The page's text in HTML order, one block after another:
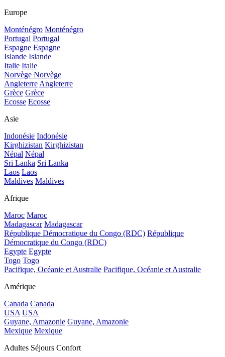
Europe
Monténégro Monténégro
Portugal Portugal
Espagne Espagne
Islande Islande
Italie Italie
Norvège Norvège
Angleterre Angleterre
Grèce Grèce
Ecosse Ecosse
Asie
Indonésie Indonésie
Kirghizistan Kirghizistan
Népal Népal
Sri Lanka Sri Lanka
Laos Laos
Maldives Maldives
Afrique
Maroc Maroc
Madagascar Madagascar
République Démocratique du Congo (RDC) République
Démocratique du Congo (RDC)
Egypte Egypte
Togo Togo
Pacifique, Océanie et Australie Pacifique, Océanie et Australie
Amérique
Canada Canada
USA USA
Guyane, Amazonie Guyane, Amazonie
Mexique Mexique
Adultes Séjours Confort